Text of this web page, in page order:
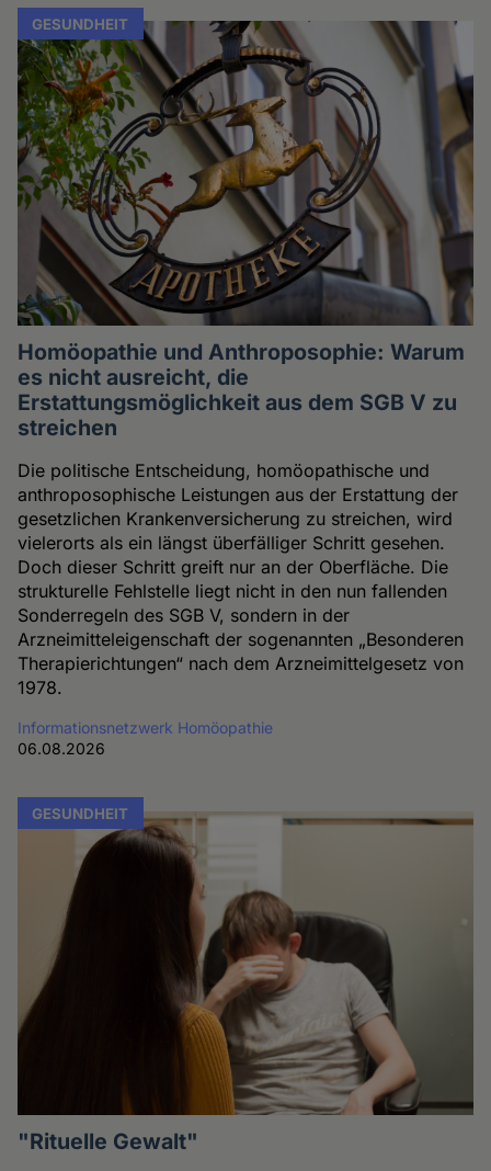
GESUNDHEIT
Homöopathie und Anthroposophie: Warum
es nicht ausreicht, die
Erstattungsmöglichkeit aus dem SGB V zu
streichen
Die politische Entscheidung, homöopathische und
anthroposophische Leistungen aus der Erstattung der
gesetzlichen Krankenversicherung zu streichen, wird
vielerorts als ein längst überfälliger Schritt gesehen.
Doch dieser Schritt greift nur an der Oberfläche. Die
strukturelle Fehlstelle liegt nicht in den nun fallenden
Sonderregeln des SGB V, sondern in der
Arzneimitteleigenschaft der sogenannten „Besonderen
Therapierichtungen“ nach dem Arzneimittelgesetz von
1978.
Informationsnetzwerk Homöopathie
06.08.2026
GESUNDHEIT
"Rituelle Gewalt"